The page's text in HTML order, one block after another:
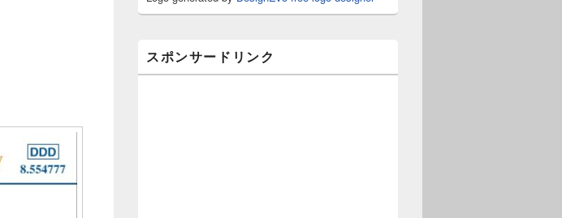
スポンサードリンク